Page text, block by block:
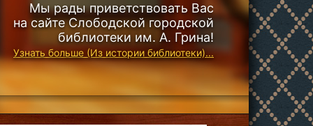
Мы рады приветствовать Вас
на сайте Слободской городской
библиотеки им. А. Грина!
Узнать больше (Из истории библиотеки)...